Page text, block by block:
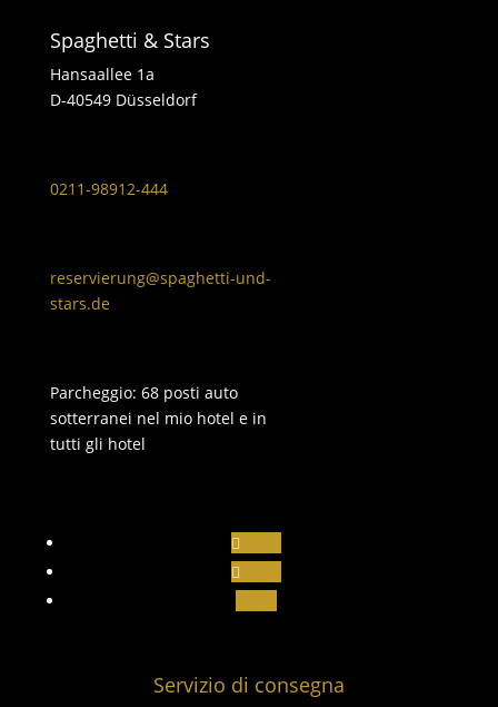
Spaghetti & Stars
Hansaallee 1a
D-40549 Düsseldorf
0211-98912-444
reservierung@spaghetti-und-
stars.de
Parcheggio: 68 posti auto
sotterranei nel mio hotel e in
tutti gli hotel
Servizio di consegna